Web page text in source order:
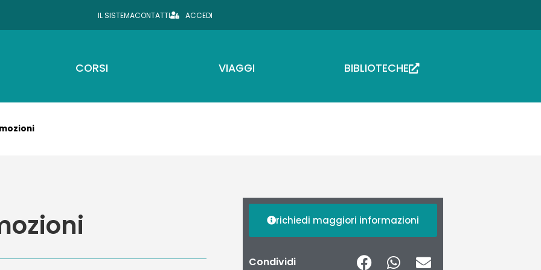
IL SISTEMACONTATTI ACCEDI
CORSI VIAGGI BIBLIOTECHE
richiedi maggiori informazioni
Condividi